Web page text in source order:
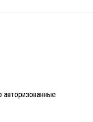
авторизованные